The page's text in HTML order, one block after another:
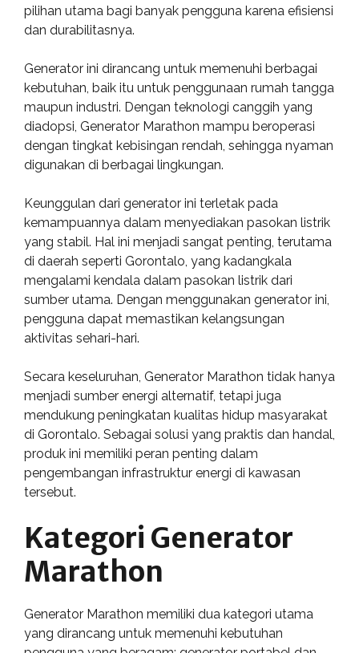
pilihan utama bagi banyak pengguna karena efisiensi
dan durabilitasnya.
Generator ini dirancang untuk memenuhi berbagai
kebutuhan, baik itu untuk penggunaan rumah tangga
maupun industri. Dengan teknologi canggih yang
diadopsi, Generator Marathon mampu beroperasi
dengan tingkat kebisingan rendah, sehingga nyaman
digunakan di berbagai lingkungan.
Keunggulan dari generator ini terletak pada
kemampuannya dalam menyediakan pasokan listrik
yang stabil. Hal ini menjadi sangat penting, terutama
di daerah seperti Gorontalo, yang kadangkala
mengalami kendala dalam pasokan listrik dari
sumber utama. Dengan menggunakan generator ini,
pengguna dapat memastikan kelangsungan
aktivitas sehari-hari.
Secara keseluruhan, Generator Marathon tidak hanya
menjadi sumber energi alternatif, tetapi juga
mendukung peningkatan kualitas hidup masyarakat
di Gorontalo. Sebagai solusi yang praktis dan handal,
produk ini memiliki peran penting dalam
pengembangan infrastruktur energi di kawasan
tersebut.
Kategori Generator
Marathon
Generator Marathon memiliki dua kategori utama
yang dirancang untuk memenuhi kebutuhan